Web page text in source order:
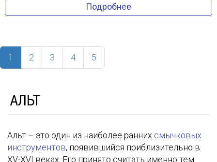
Подробнее
1 (current)
2 3 4 5
АЛЬТ
Альт – это один из наиболее ранних смычковых
инструментов, появившийся приблизительно в
XV-XVI веках. Его принято считать именно тем